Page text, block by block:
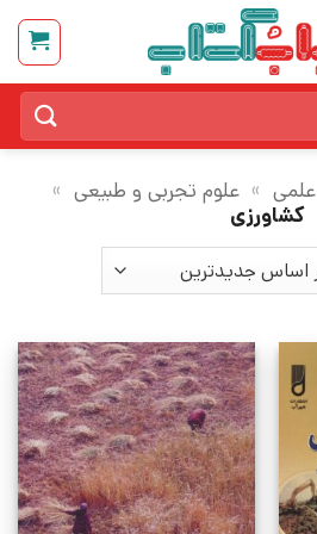
علمی » علوم تجربی و طبیعی »
کشاورزی